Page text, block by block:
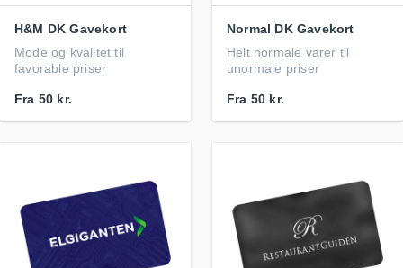
H&M DK Gavekort
Mode og kvalitet til
favorable priser
Fra 50 kr.
Normal DK Gavekort
Helt normale varer til
unormale priser
Fra 50 kr.